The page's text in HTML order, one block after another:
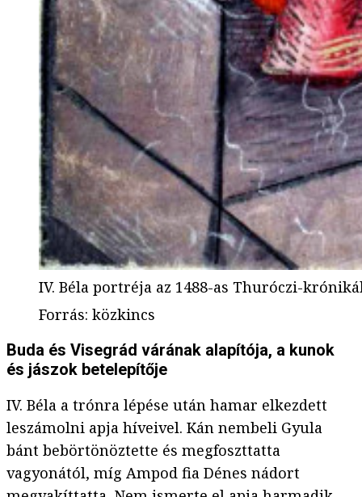
IV. Béla portréja az 1488-as Thuróczi-
Forrás: közkincs
Buda és Visegrád várának alapítója, a kunok
és jászok betelepítője
IV. Béla a trónra lépése után hamar elkezdett
leszámolni apja híveivel. Kán nembeli Gyula
bánt bebörtönöztette és megfoszttatta
vagyonától, míg Ampod fia Dénes nádort